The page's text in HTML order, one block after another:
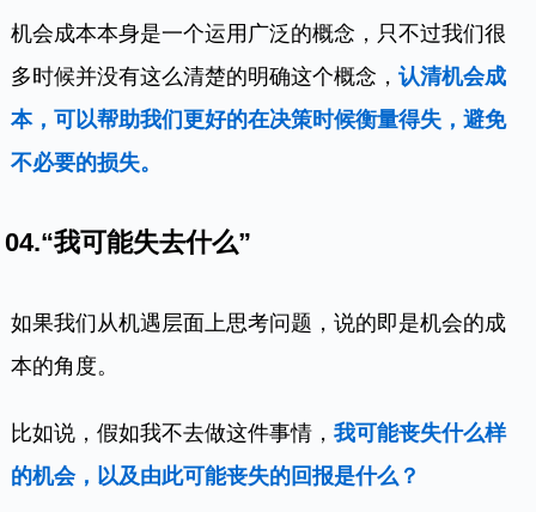
机会成本本身是一个运用广泛的概念，只不过我们很
多时候并没有这么清楚的明确这个概念，认清机会成
本，可以帮助我们更好的在决策时候衡量得失，避免
不必要的损失。
04.“我可能失去什么”
如果我们从机遇层面上思考问题，说的即是机会的成
本的角度。
比如说，假如我不去做这件事情，我可能丧失什么样
的机会，以及由此可能丧失的回报是什么？